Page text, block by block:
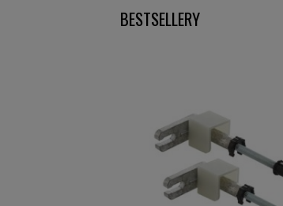
BESTSELLERY